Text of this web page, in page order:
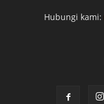
Hubungi kami: